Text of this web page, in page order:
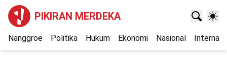
PIKIRAN MERDEKA
Nanggroe Politika Hukum Ekonomi Nasional